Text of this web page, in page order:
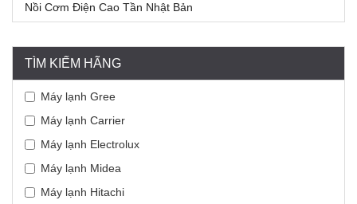
Nồi Cơm Điện Cao Tần Nhật Bản
TÌM KIẾM HÃNG
Máy lạnh Gree
Máy lạnh Carrier
Máy lạnh Electrolux
Máy lạnh Midea
Máy lạnh Hitachi